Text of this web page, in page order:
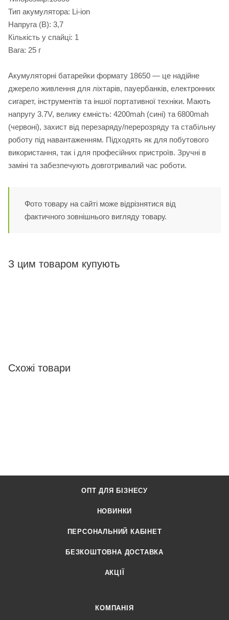
Тип акумулятора: Li-ion
Напруга (В): 3,7
Кількість у спайці: 1
Вага: 25 г
Акумуляторні батарейки формату 18650 — це надійне
джерело живлення для ліхтарів, пауербанків, електронних
сигарет, інструментів та іншої портативної техніки. Мають
напругу 3.7V, велику ємність: 4200mah (сині) та 6800mah
(червоні), захист від перезаряду/перерозряду та стабільну
роботу під навантаженням. Підходять як для побутового
використання, так і для професійних пристроїв. Зручні в
заміні та забезпечують довготривалий час роботи.
Фото товару на сайті може відрізнятися від
фактичного зовнішнього вигляду товару.
З цим товаром купують
Схожі товари
ОПТ ДЛЯ БІЗНЕСУ
НОВИНКИ
ПЕРСОНАЛЬНИЙ КАБІНЕТ
БЕЗКОШТОВНА ДОСТАВКА
АКЦІЇ
КОМПАНІЯ